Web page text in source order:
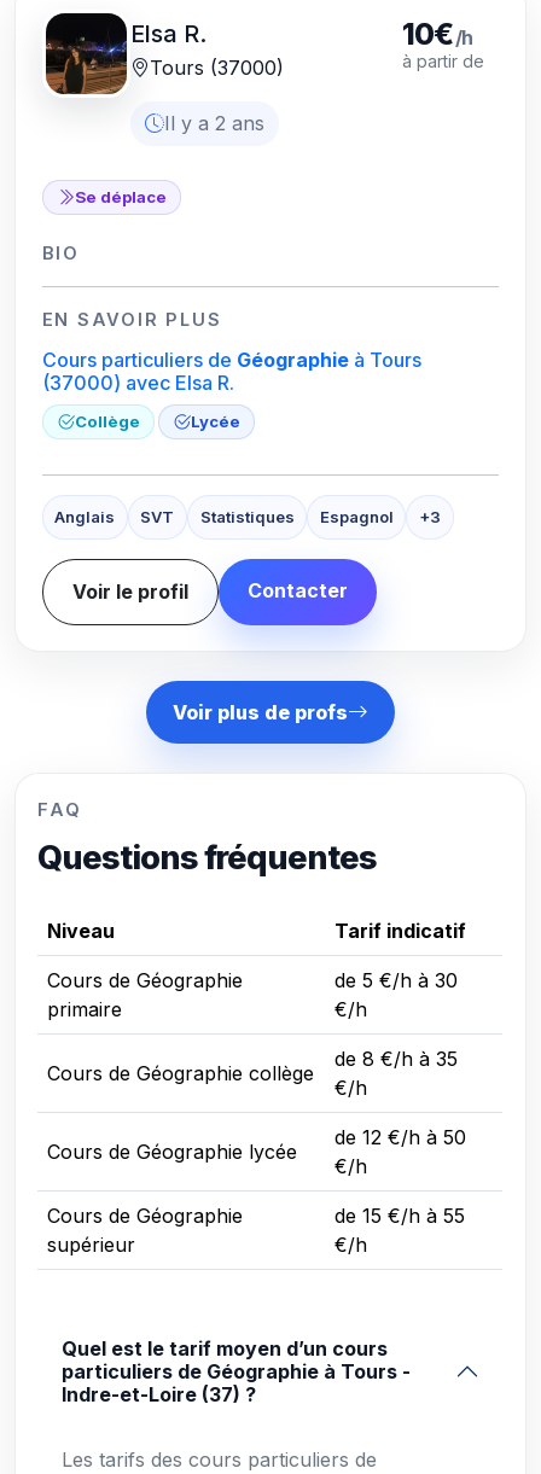
Elsa R.
Tours (37000)
Il y a 2 ans
10€/h
à partir de
Se déplace
BIO
EN SAVOIR PLUS
Cours particuliers de Géographieà Tours
(37000) avec Elsa R.
Collège Lycée
Anglais SVT Statistiques Espagnol +3
Voir le profil Contacter
Voir plus de profs
FAQ
Questions fréquentes
Niveau Tarif indicatif
Cours de Géographie
primaire
de 5 €/h à 30
€/h
Cours de Géographie collège
de 8 €/h à 35
€/h
Cours de Géographie lycée
de 12 €/h à 50
€/h
Cours de Géographie
supérieur
de 15 €/h à 55
€/h
Quel est le tarif moyen d’un cours
particuliers de Géographie à Tours -
Indre-et-Loire (37) ?
Les tarifs des cours particuliers de